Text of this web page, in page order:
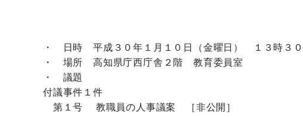
・ 日時 平成３０年１月１０日（金曜日） １３時３０
・ 場所 高知県庁西庁舎２階 教育委員室
・ 議題
付議事件１件
第１号 教職員の人事議案 ［非公開］